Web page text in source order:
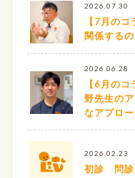
2026.07.30
【7月の
関係する
2026.06.28
【6月の
野先生の
なアプロ
2026.02.23
初診 問診